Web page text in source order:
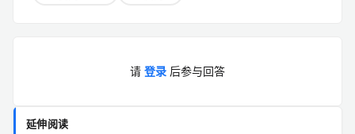
请 登录 后参与回答
延伸阅读